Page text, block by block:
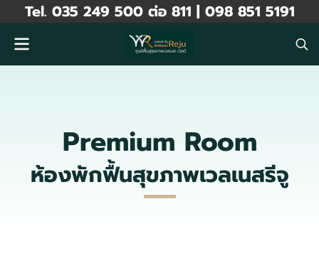
Tel. 035 249 500 ต่อ 811 | 098 851 5191
Premium Room
ห้องพักฟื้นสุขภาพเวลเนสรีจู